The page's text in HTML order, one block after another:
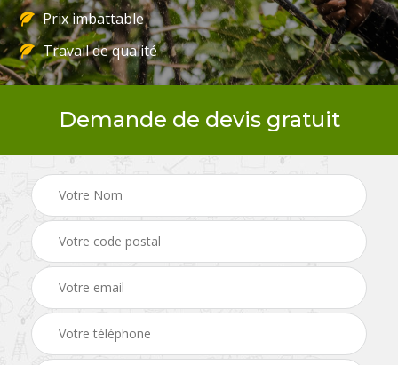
Prix imbattable
Travail de qualité
Demande de devis gratuit